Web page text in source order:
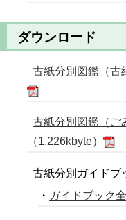
ダウンロード
古紙分別図鑑（古
古紙分別図鑑（ご
（1,226kbyte）
古紙分別ガイドブ
・ ガイドブック